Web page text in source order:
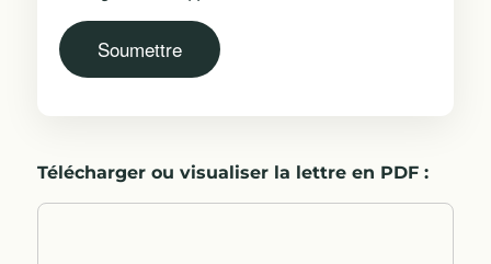
Télécharger ou visualiser la lettre en PDF :